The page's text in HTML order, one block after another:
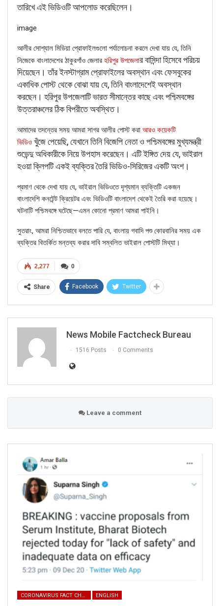
তারিখে এই ভিডিওটি আপলোড করেছিলেন।
image
আলীর সোশ্যাল মিডিয়া প্রোফাইলগুলো পর্যালোচনা করলে দেখা যায় যে, তিনি
নিজেকে বাংলাদেশের ঠাকুরগাঁও জেলার হরিপুর উপজেলার বাসিন্দা হিসেবে পরিচয়
দিয়েছেন। তাঁর ইনস্টাগ্রাম প্রোফাইলের অবস্থান এবং ফেসবুকের
একাধিক পোস্ট থেকে বোঝা যায় যে, তিনি বাংলাদেশেই অবস্থান
করছেন। হরিপুর উপজেলাটি ভারত সীমান্তের কাছে এবং পশ্চিমবঙ্গের
উত্তরাঞ্চলের ঠিক বিপরীতে অবস্থিত।
আমাদের তদন্তের সময় আমরা সাগর আলীর পোস্ট করা আরও কয়েকটি
ভিডিও খুঁজে পেয়েছি, যেখানে তিনি বিজেপি নেতা ও পশ্চিমবঙ্গের মুখ্যমন্ত্রী
শুভেন্দু অধিকারীকে নিয়ে উপহাস করেছেন। এটি ইঙ্গিত দেয় যে, ভাইরাল
হওয়া ক্লিপটি একই ব্যক্তির তৈরি ভিডিও-সিরিজের একটি অংশ।
প্রমাণ থেকে দেখা যায় যে, ভাইরাল ভিডিওতে দৃশ্যমান ব্যক্তিটি একজন
বাংলাদেশি কনটেন্ট ক্রিয়েটর এবং ভিডিওটি বাংলাদেশ থেকেই তৈরি করা হয়েছে।
ঘটনাটি পশ্চিমবঙ্গে ঘটেছে—এমন কোনো প্রমাণ আমরা পাইনি।
সুতরাং, আমরা নিশ্চিতভাবে বলতে পারি যে, বাংলায় গবাদি পশু কোরবানির সময় এক
ব্যক্তির বিতর্কিত মন্তব্য করার দাবি সম্বলিত ভাইরাল পোস্টটি মিথ্যা।
0
2,277
Share Facebook Twitter
News Mobile Factcheck Bureau
1516 Posts 0 Comments
Leave a comment
CORONAVIRUS FACT CHECK ENGLISH